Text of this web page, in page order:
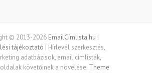
© 2013-2026 EmailCímlista.hu |
tájékoztató | Hírlevél szerkesztés,
adatbázisok, email címlisták,
követőinek a növelése. Theme